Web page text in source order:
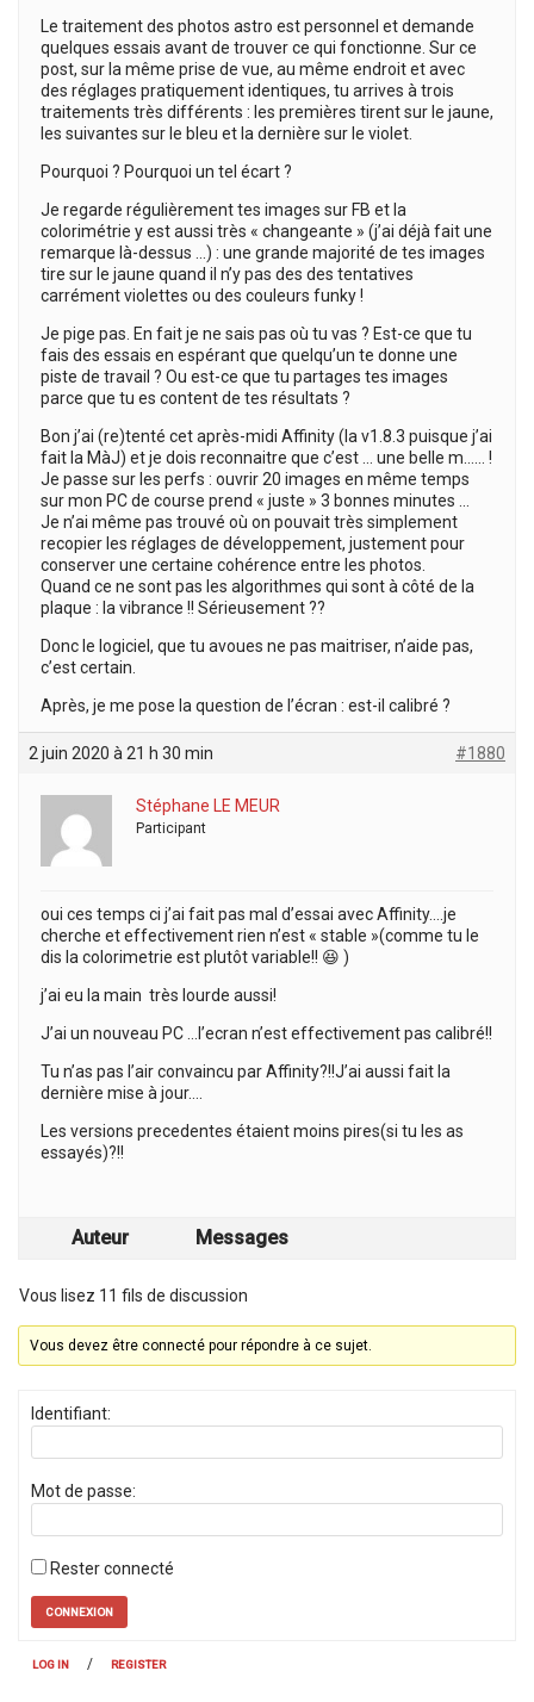
Le traitement des photos astro est personnel et demande
quelques essais avant de trouver ce qui fonctionne. Sur ce
post, sur la même prise de vue, au même endroit et avec
des réglages pratiquement identiques, tu arrives à trois
traitements très différents : les premières tirent sur le jaune,
les suivantes sur le bleu et la dernière sur le violet.
Pourquoi ? Pourquoi un tel écart ?
Je regarde régulièrement tes images sur FB et la
colorimétrie y est aussi très « changeante » (j’ai déjà fait une
remarque là-dessus …) : une grande majorité de tes images
tire sur le jaune quand il n’y pas des des tentatives
carrément violettes ou des couleurs funky !
Je pige pas. En fait je ne sais pas où tu vas ? Est-ce que tu
fais des essais en espérant que quelqu’un te donne une
piste de travail ? Ou est-ce que tu partages tes images
parce que tu es content de tes résultats ?
Bon j’ai (re)tenté cet après-midi Affinity (la v1.8.3 puisque j’ai
fait la MàJ) et je dois reconnaitre que c’est … une belle m…… !
Je passe sur les perfs : ouvrir 20 images en même temps
sur mon PC de course prend « juste » 3 bonnes minutes …
Je n’ai même pas trouvé où on pouvait très simplement
recopier les réglages de développement, justement pour
conserver une certaine cohérence entre les photos.
Quand ce ne sont pas les algorithmes qui sont à côté de la
plaque : la vibrance !! Sérieusement ??
Donc le logiciel, que tu avoues ne pas maitriser, n’aide pas,
c’est certain.
Après, je me pose la question de l’écran : est-il calibré ?
2 juin 2020 à 21 h 30 min #1880
Stéphane LE MEUR
Participant
oui ces temps ci j’ai fait pas mal d’essai avec Affinity….je
cherche et effectivement rien n’est « stable »(comme tu le
dis la colorimetrie est plutôt variable!! 😆 )
j’ai eu la main très lourde aussi!
J’ai un nouveau PC …l’ecran n’est effectivement pas calibré!!
Tu n’as pas l’air convaincu par Affinity?!!J’ai aussi fait la
dernière mise à jour….
Les versions precedentes étaient moins pires(si tu les as
essayés)?!!
Auteur Messages
Vous lisez 11 fils de discussion
Vous devez être connecté pour répondre à ce sujet.
Identifiant:
Mot de passe:
Rester connecté
CONNEXION
LOG IN / REGISTER